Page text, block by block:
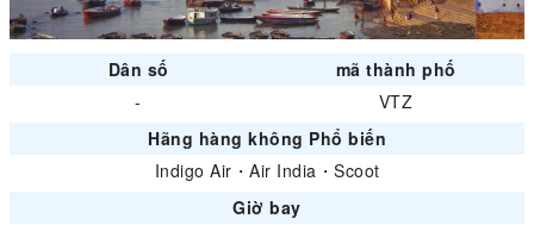
Dân số
mã thành phố
-
VTZ
Hãng hàng không Phổ biến
Indigo Air ・ Air India ・ Scoot
Giờ bay